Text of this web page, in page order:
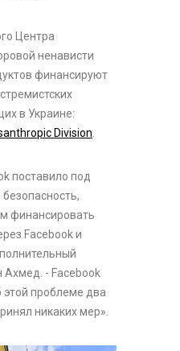
Центра
ненависти
финансируют
в Украине:
Division
поставило под
финансировать
Facebook и
Ахмед. - Facebook
проблеме два
никаких мер».